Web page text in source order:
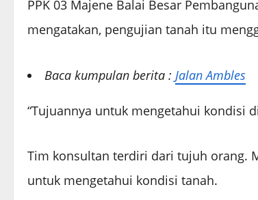
PPK 03 Majene Balai Besar
mengatakan, pengujian tanah itu
Baca kumpulan berita : Jalan Ambles
“Tujuannya untuk mengetahui kondisi
Tim konsultan terdiri dari tujuh orang.
untuk mengetahui kondisi tanah.